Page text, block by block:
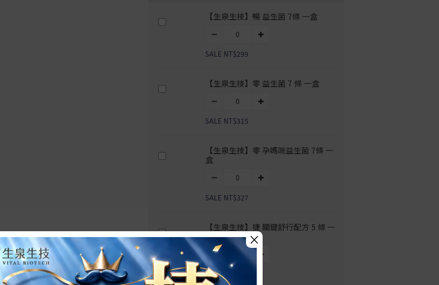
【生泉生技】暢 益生菌 7條 一盒
SALE NT$299
【生泉生技】零 益生菌 7 條 一盒
SALE NT$315
【生泉生技】零 孕媽咪益生菌 7條 一
盒
SALE NT$327
【生泉生技】捷 關鍵舒行配方 5 條 一
盒
SALE NT$370
×